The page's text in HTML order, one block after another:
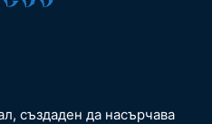
създаден да насърчава